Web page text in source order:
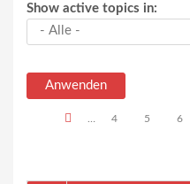
Show active topics in:
Seiten 4 5 6